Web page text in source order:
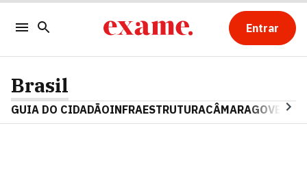
Entrar
Brasil
GUIA DO CIDADÃOINFRAESTRUTURACÂMARAGOVERNO